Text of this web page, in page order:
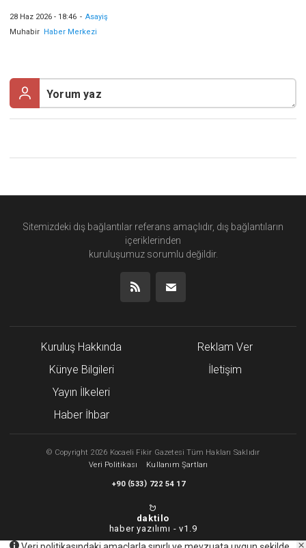
28 Haz 2026 - 18:46 - Asayiş
Muhabir Haber Merkezi
Sitemizdeki dış bağlantılar referans amaçlıdır, dış bağlantıların
içeriklerinden
kuruluşumuz sorumlu değildir.
Kuruluş Hakkında
Künye Bilgileri
Yayın İlkeleri
Haber İhbar
Reklam Ver
İletişim
© Copyright 2026 Kocaeli Fikir Gazetesi Tüm Hakları Saklıdır
Veri Politikası
Kullanım Şartları
+90 (533) 722 54 17
daktilo
haber yazılımı -v1.9